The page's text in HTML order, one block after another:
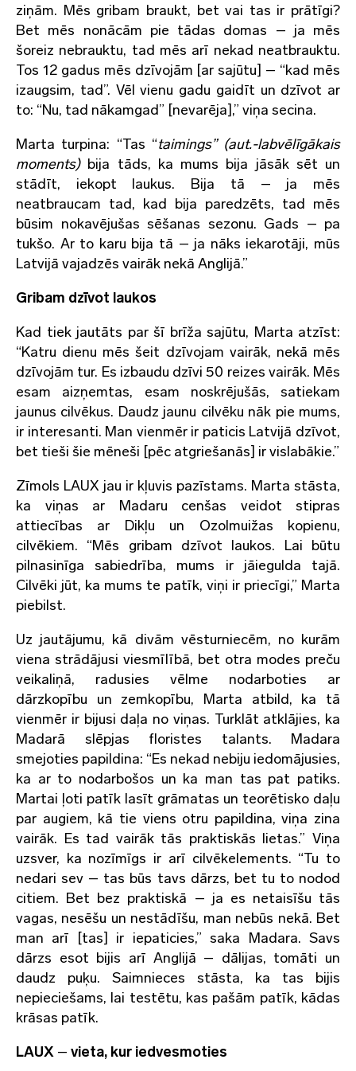
ziņām. Mēs gribam braukt, bet vai tas ir prātīgi?
Bet mēs nonācām pie tādas domas – ja mēs
šoreiz nebrauktu, tad mēs arī nekad neatbrauktu.
Tos 12 gadus mēs dzīvojām [ar sajūtu] – “kad mēs
izaugsim, tad”. Vēl vienu gadu gaidīt un dzīvot ar
to: “Nu, tad nākamgad” [nevarēja],” viņa secina.
Marta turpina: “Tas “taimings” (aut.-labvēlīgākais
moments)bija tāds, ka mums bija jāsāk sēt un
stādīt, iekopt laukus. Bija tā – ja mēs
neatbraucam tad, kad bija paredzēts, tad mēs
būsim nokavējušas sēšanas sezonu. Gads – pa
tukšo. Ar to karu bija tā – ja nāks iekarotāji, mūs
Latvijā vajadzēs vairāk nekā Anglijā.”
Gribam dzīvot laukos
Kad tiek jautāts par šī brīža sajūtu, Marta atzīst:
“Katru dienu mēs šeit dzīvojam vairāk, nekā mēs
dzīvojām tur. Es izbaudu dzīvi 50 reizes vairāk. Mēs
esam aizņemtas, esam noskrējušās, satiekam
jaunus cilvēkus. Daudz jaunu cilvēku nāk pie mums,
ir interesanti. Man vienmēr ir paticis Latvijā dzīvot,
bet tieši šie mēneši [pēc atgriešanās] ir vislabākie.”
Zīmols LAUX jau ir kļuvis pazīstams. Marta stāsta,
ka viņas ar Madaru cenšas veidot stipras
attiecības ar Dikļu un Ozolmuižas kopienu,
cilvēkiem. “Mēs gribam dzīvot laukos. Lai būtu
pilnasinīga sabiedrība, mums ir jāiegulda tajā.
Cilvēki jūt, ka mums te patīk, viņi ir priecīgi,” Marta
piebilst.
Uz jautājumu, kā divām vēsturniecēm, no kurām
viena strādājusi viesmīlībā, bet otra modes preču
veikaliņā, radusies vēlme nodarboties ar
dārzkopību un zemkopību, Marta atbild, ka tā
vienmēr ir bijusi daļa no viņas. Turklāt atklājies, ka
Madarā slēpjas floristes talants. Madara
smejoties papildina: “Es nekad nebiju iedomājusies,
ka ar to nodarbošos un ka man tas pat patiks.
Martai ļoti patīk lasīt grāmatas un teorētisko daļu
par augiem, kā tie viens otru papildina, viņa zina
vairāk. Es tad vairāk tās praktiskās lietas.” Viņa
uzsver, ka nozīmīgs ir arī cilvēkelements. “Tu to
nedari sev – tas būs tavs dārzs, bet tu to nodod
citiem. Bet bez praktiskā – ja es netaisīšu tās
vagas, nesēšu un nestādīšu, man nebūs nekā. Bet
man arī [tas] ir iepaticies,” saka Madara. Savs
dārzs esot bijis arī Anglijā – dālijas, tomāti un
daudz puķu. Saimnieces stāsta, ka tas bijis
nepieciešams, lai testētu, kas pašām patīk, kādas
krāsas patīk.
LAUX – vieta, kur iedvesmoties